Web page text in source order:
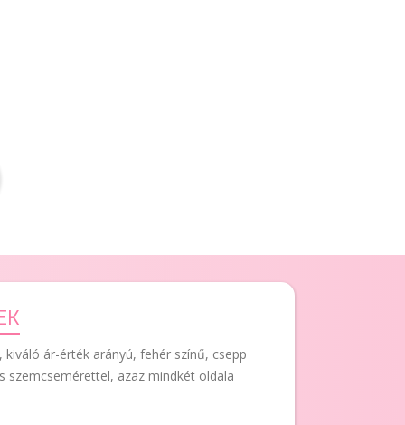
ár-érték arányú, fehér színű, csepp
szemcsemérettel, azaz mindkét oldala